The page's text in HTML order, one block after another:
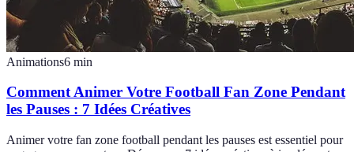
Animations6 min
Comment Animer Votre Football Fan Zone Pendant
les Pauses : 7 Idées Créatives
Animer votre fan zone football pendant les pauses est essentiel pour